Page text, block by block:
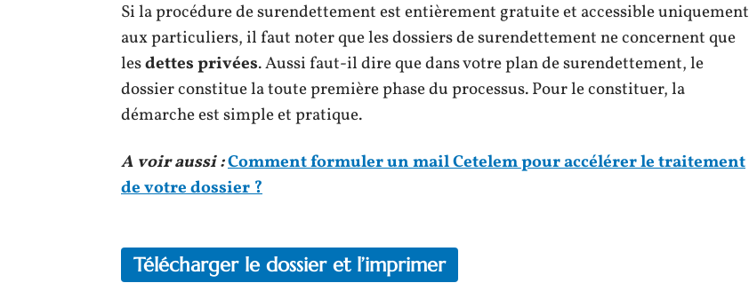
Si la procédure de surendettement est entièrement gratuite et accessible uniquement
aux particuliers, il faut noter que les dossiers de surendettement ne concernent que
lesdettes privées. Aussi faut-il dire que dans votre plan de surendettement, le
dossier constitue la toute première phase du processus. Pour le constituer, la
démarche est simple et pratique.
A voir aussi :Comment formuler un mail Cetelem pour accélérer le traitement
de votre dossier ?
Télécharger le dossier et l’imprimer